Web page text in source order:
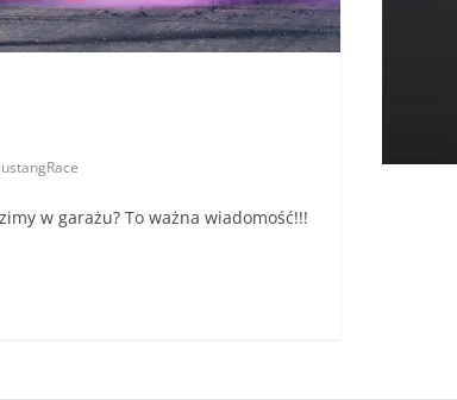
w garażu? To ważna wiadomość!!!